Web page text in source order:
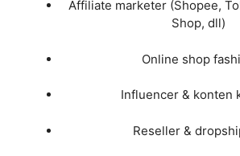
Affiliate marketer (Shopee,
Shop, dll)
Online shop
Influencer & konten
Reseller &